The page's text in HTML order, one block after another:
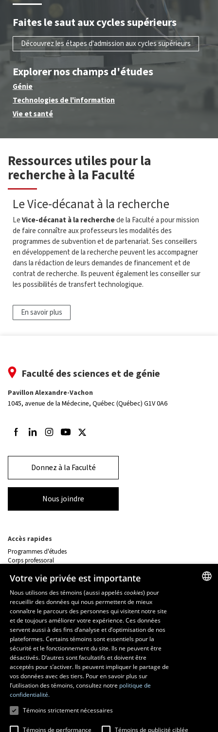
Faites le saut aux cycles supérieurs
Découvrez les étapes d'admission aux cycles supérieurs
Explorer nos champs d'études
Génie
Technologies de l'information
Vie et santé
Ressources utiles pour la
recherche à la Faculté
Le Vice-décanat à la recherche
Le Vice-décanat à la recherchede la Faculté a pour mission
de faire connaître aux professeurs les modalités des
programmes de subvention et de partenariat. Ses conseillers
en développement de la recherche peuvent les accompagner
dans la rédaction de leurs demandes de financement et de
contrat de recherche. Ils peuvent également les conseiller sur
les possibilités de transfert technologique.
En savoir plus
Faculté des sciences et de génie
Pavillon Alexandre-Vachon
1045, avenue de la Médecine, Québec (Québec) G1V 0A6
Suivez-nous sur Facebook
Suivez-nous sur LinkedIn
Suivez-nous sur Instagram
Suivez-nous sur Youtube
Suivez-nous sur Twitter
Donnez à la Faculté
Nous joindre
Accès rapides
Programmes d'études
Corps professoral
Foire aux questions
Ressources
monPortail
MESURES D'URGENCE
Composer le418 656-5555
Votre vie privée est importante
Nous utilisons des témoins (aussi appeléscookies) pour
recueillir des données qui nous permettent de mieux
connaître le parcours des personnes qui visitent notre site
et de toujours améliorer votre expérience. Ces données
servent aussi à des fins d’analyse et d’optimisation de nos
plateformes. Certains témoins sont essentiels pour la
sécurité et le fonctionnement du site. Ils ne peuvent être
désactivés. D’autres sont facultatifs et doivent être
acceptés pour s’activer. Ils peuvent impliquer le partage de
vos données avec des tiers. Pour en savoir plus sur
l’utilisation des témoins, consultez notre politique de
confidentialité.
Témoins strictement nécessaires
Témoins de performance Témoins de publicité ciblée